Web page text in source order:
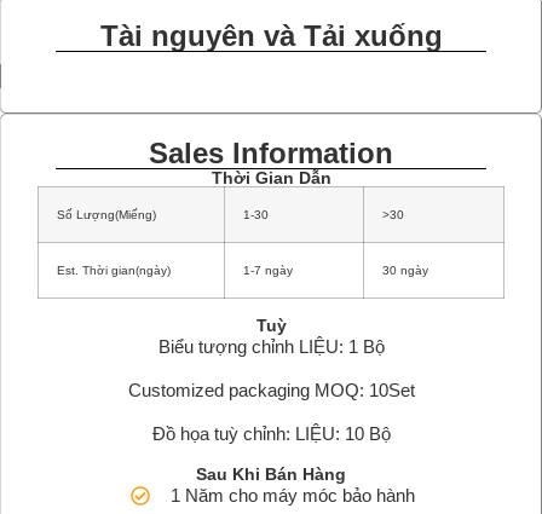
Tài nguyên và Tải xuống
Sales Information
Thời Gian Dẫn
Số Lượng(Miếng) 1-30 >30
Est. Thời gian(ngày) 1-7 ngày 30 ngày
Tuỳ
Biểu tượng chỉnh LIỆU: 1 Bộ
Customized packaging MOQ: 10Set
Đồ họa tuỳ chỉnh: LIỆU: 10 Bộ
Sau Khi Bán Hàng
1 Năm cho máy móc bảo hành